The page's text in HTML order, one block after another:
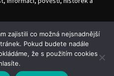
zajistili co možná nejsnadnější
Pokud budete nadále
že s použitím cookies